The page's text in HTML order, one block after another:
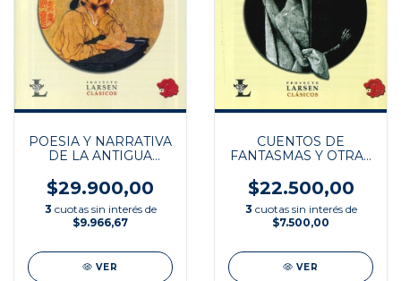
POESIA Y NARRATIVA
DE LA ANTIGUA
$29.900,00
3 cuotas sin interés de
$9.966,67
VER
CUENTOS DE
FANTASMAS Y OTRAS
$22.500,00
3 cuotas sin interés de
$7.500,00
VER